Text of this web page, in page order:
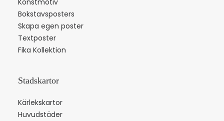
Konstmotiv
Bokstavsposters
Skapa egen poster
Textposter
Fika Kollektion
Stadskartor
Kärlekskartor
Huvudstäder